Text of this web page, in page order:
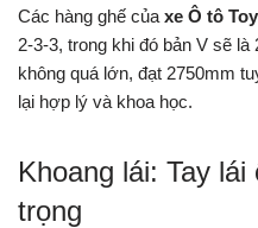
Các hàng ghế của xe Ô tô
2-3-3, trong khi đó bản V sẽ
không quá lớn, đạt 2750mm
lại hợp lý và khoa học.
Khoang lái: Tay
trọng